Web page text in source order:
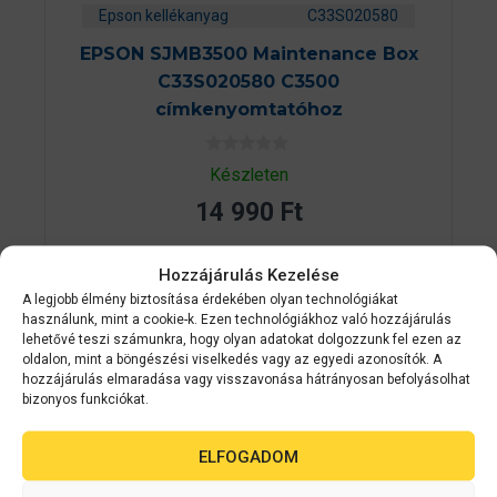
Hozzájárulás Kezelése
A legjobb élmény biztosítása érdekében olyan technológiákat
használunk, mint a cookie-k. Ezen technológiákhoz való hozzájárulás
lehetővé teszi számunkra, hogy olyan adatokat dolgozzunk fel ezen az
oldalon, mint a böngészési viselkedés vagy az egyedi azonosítók. A
hozzájárulás elmaradása vagy visszavonása hátrányosan befolyásolhat
bizonyos funkciókat.
ELFOGADOM
Epson kellékanyag C33S020580
EPSON SJMB3500 Maintenance Box
C33S020580 C3500
címkenyomtatóhoz
0
a
5
b
l
Készleten
14 990 Ft
KOSÁRBA TESZEM
2-3 NAPON
BELÜL